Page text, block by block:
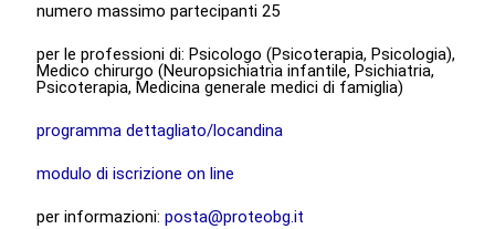
numero massimo partecipanti 25
per le professioni di: Psicologo (Psicoterapia, Psicologia),
Medico chirurgo (Neuropsichiatria infantile, Psichiatria,
Psicoterapia, Medicina generale medici di famiglia)
programma dettagliato/locandina
modulo di iscrizione on line
per informazioni:posta@proteobg.it